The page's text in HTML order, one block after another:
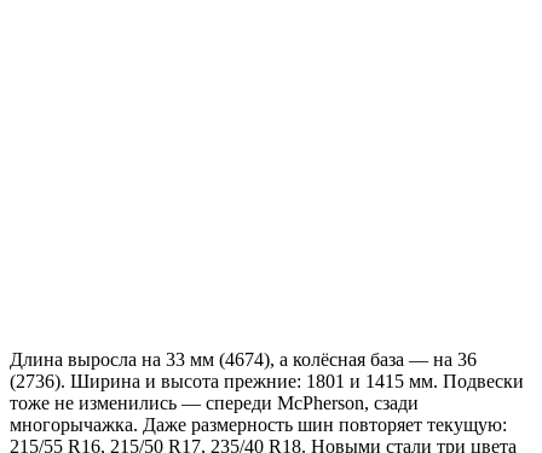
Длина выросла на 33 мм (4674), а колёсная база — на 36
(2736). Ширина и высота прежние: 1801 и 1415 мм. Подвески
тоже не изменились — спереди McPherson, сзади
многорычажка. Даже размерность шин повторяет текущую:
215/55 R16, 215/50 R17, 235/40 R18. Новыми стали три цвета